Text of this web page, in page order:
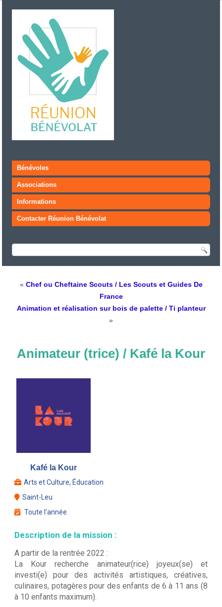
Bénévoles
Associations
Informations
Contacter Réunion Bénévolat
« Chef ou Cheftaine Scouts / Les Scouts et Guides De
France
Animation et réalisation sur bois de palette / Ti planteur
»
Animateur (trice) / Kafé la Kour
Kafé la Kour
Arts et Culture, Éducation
Saint-Leu
Toute l'année
Description de la mission :
A partir de la rentrée 2022 :
La Kour recherche animateur(rice) joyeux(se) et
investi(e) pour des activités artistiques, créatives,
culinaires, potagères pour des enfants de 6 à 11 ans (8
à 10 enfants maximum).